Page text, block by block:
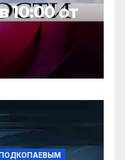
10:00 от